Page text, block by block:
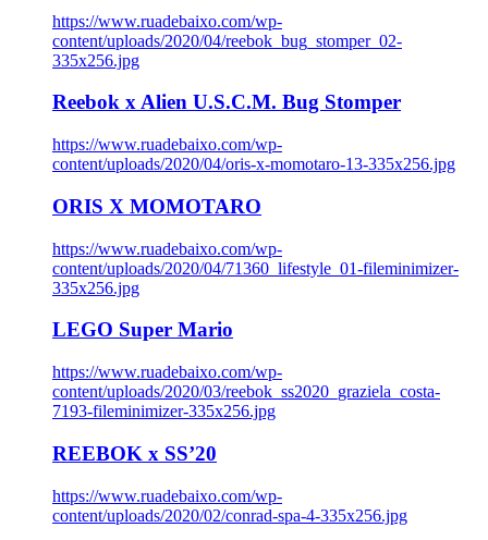
https://www.ruadebaixo.com/wp-
content/uploads/2020/04/reebok_bug_stomper_02-
335x256.jpg
Reebok x Alien U.S.C.M. Bug Stomper
https://www.ruadebaixo.com/wp-
content/uploads/2020/04/oris-x-momotaro-13-335x256.jpg
ORIS X MOMOTARO
https://www.ruadebaixo.com/wp-
content/uploads/2020/04/71360_lifestyle_01-fileminimizer-
335x256.jpg
LEGO Super Mario
https://www.ruadebaixo.com/wp-
content/uploads/2020/03/reebok_ss2020_graziela_costa-
7193-fileminimizer-335x256.jpg
REEBOK x SS’20
https://www.ruadebaixo.com/wp-
content/uploads/2020/02/conrad-spa-4-335x256.jpg